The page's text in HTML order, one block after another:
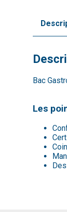
Bac
Les